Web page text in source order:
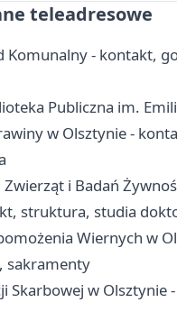
teleadresowe
Komunalny - kontakt,
Publiczna im.
w Olsztynie -
i Badań
struktura, studia
Wiernych w
sakramenty
Skarbowej w Olsztynie